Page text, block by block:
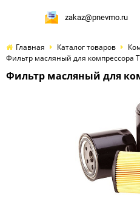
zakaz@pnevmo.ru
Главная Каталог товаров
Фильтр масляный для компрессора
Фильтр масляный для